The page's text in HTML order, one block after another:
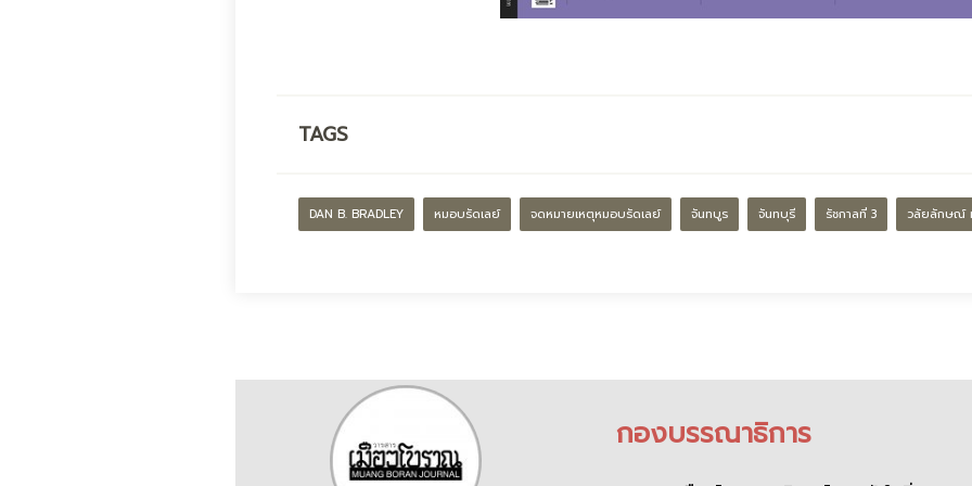
TAGS
DAN B. BRADLEY หมอบรัดเลย์ จดหมายเหตุหมอบรัดเลย์ จันทบูร จันทบุรี รัชกาลที่ 3 วลัยลักษณ์
กองบรรณาธิการ